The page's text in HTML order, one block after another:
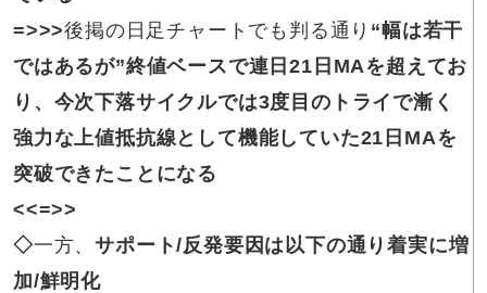
=>>>後掲の日足チャートでも判る通り “幅は若干
ではあるが”終値ベースで連日21日MAを超えてお
り、今次下落サイクルでは3度目のトライで漸く
強力な上値抵抗線として機能していた21日MAを
突破できたことになる
<<=>>
◇一方、サポート/反発要因は以下の通り着実に増
加/鮮明化